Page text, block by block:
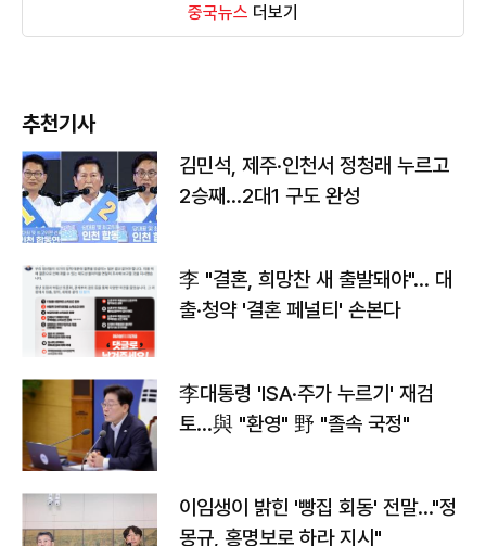
중국뉴스 더보기
추천기사
김민석, 제주·인천서 정청래 누르고
2승째…2대1 구도 완성
李 "결혼, 희망찬 새 출발돼야"… 대
출·청약 '결혼 페널티' 손본다
李대통령 'ISA·주가 누르기' 재검
토…與 "환영" 野 "졸속 국정"
이임생이 밝힌 '빵집 회동' 전말…"정
몽규, 홍명보로 하라 지시"